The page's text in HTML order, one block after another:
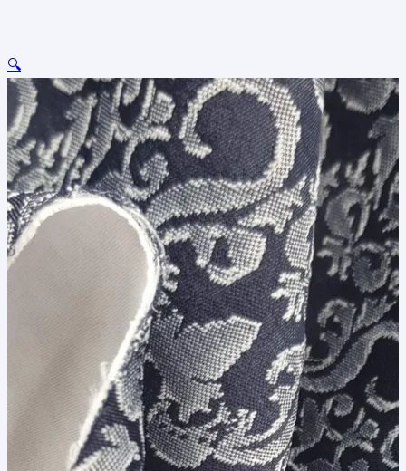
🔍